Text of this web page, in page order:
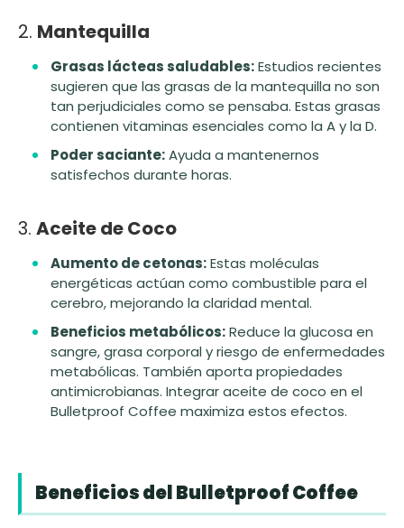
2. Mantequilla
Grasas lácteas saludables:Estudios recientes
sugieren que las grasas de la mantequilla no son
tan perjudiciales como se pensaba. Estas grasas
contienen vitaminas esenciales como la A y la D.
Poder saciante:Ayuda a mantenernos
satisfechos durante horas.
3. Aceite de Coco
Aumento de cetonas:Estas moléculas
energéticas actúan como combustible para el
cerebro, mejorando la claridad mental.
Beneficios metabólicos:Reduce la glucosa en
sangre, grasa corporal y riesgo de enfermedades
metabólicas. También aporta propiedades
antimicrobianas. Integrar aceite de coco en el
Bulletproof Coffee maximiza estos efectos.
Beneficios del Bulletproof Coffee